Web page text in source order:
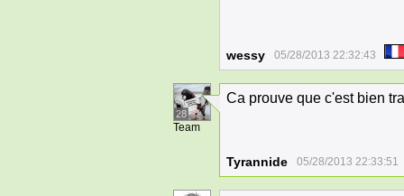
wessy 05/28/2013 22:32:43
28
Team
Ca prouve que c'est bien
Tyrannide 05/28/2013 22:33:51